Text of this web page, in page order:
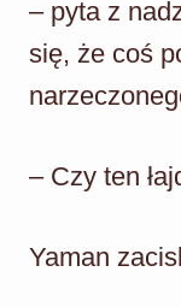
– pyta z
się, że coś
– Czy ten
Yaman